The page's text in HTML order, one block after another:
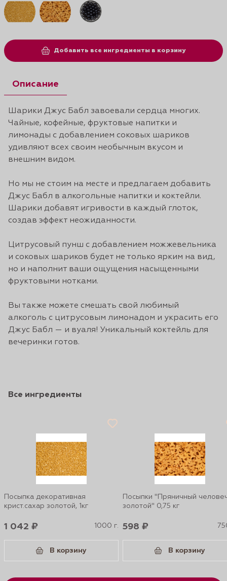
Добавить все ингредиенты в корзину
Описание
Шарики Джус Бабл завоевали сердца многих.
Чайные, кофейные, фруктовые напитки и
лимонады с добавлением соковых шариков
удивляют всех своим необычным вкусом и
внешним видом.
Но мы не стоим на месте и предлагаем добавить
Джус Бабл в алкогольные напитки и коктейли.
Шарики добавят игривости в каждый глоток,
создав эффект неожиданности.
Цитрусовый пунш с добавлением можжевельника
и соковых шариков будет не только ярким на вид,
но и наполнит ваши ощущения насыщенными
фруктовыми нотками.
Вы также можете смешать свой любимый
алкоголь с цитрусовым лимонадом и украсить его
Джус Бабл — и вуаля! Уникальный коктейль для
вечеринки готов.
Все ингредиенты
Посыпка декоративная
крист.сахар золотой, 1кг
1 042 ₽ 1000 г.
В корзину
Посыпки "Пряничный
золотой" 0,75 кг
598 ₽
В корзину